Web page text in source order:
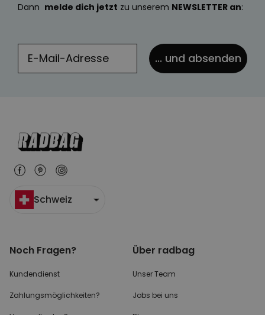
Dann melde dich jetzt zu unserem NEWSLETTER an:
... und absenden
Schweiz
Noch Fragen?
Kundendienst
Zahlungsmöglichkeiten?
Über radbag
Unser Team
Jobs bei uns